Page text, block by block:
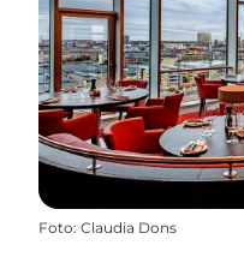
Foto: Claudia Dons